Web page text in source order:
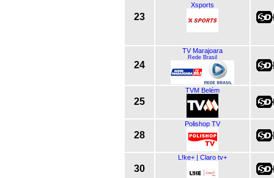
23
Xsports
24
TV Marajoara
Rede Brasil
25
TVM Belém
28
Polishop TV
30
L!ke+ | Claro tv+